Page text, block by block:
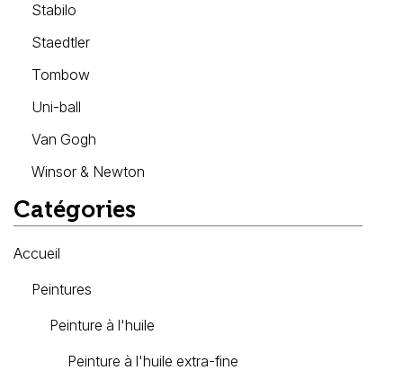
Stabilo
Staedtler
Tombow
Uni-ball
Van Gogh
Winsor & Newton
Catégories
Accueil
Peintures
Peinture à l'huile
Peinture à l'huile extra-fine